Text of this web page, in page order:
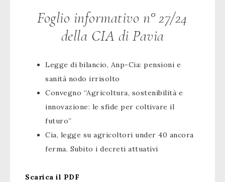
Foglio informativo n° 27/24
della CIA di Pavia
Legge di bilancio, Anp-Cia: pensioni e
sanità nodo irrisolto
Convegno “Agricoltura, sostenibilità e
innovazione: le sfide per coltivare il
futuro”
Cia, legge su agricoltori under 40 ancora
ferma. Subito i decreti attuativi
Scarica il PDF